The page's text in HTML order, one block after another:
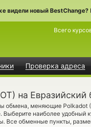
видели новый BestChange?
Проверка адреса
Всего
на Евразийский
обмена, меняющие Polkadot
Выберите наиболее удобный
Все обменные пункты,